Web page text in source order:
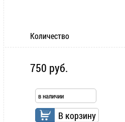
Количество
750 руб.
в наличии
В корзину